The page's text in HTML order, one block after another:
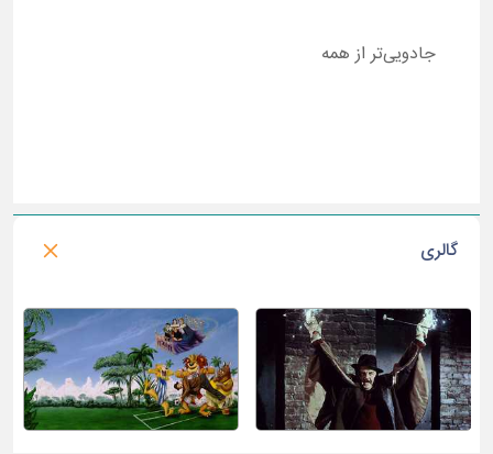
جادویی‌تر از همه
گالری